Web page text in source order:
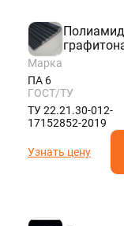
Марка
ПА 6
ГОСТ/ТУ
ТУ 22.21.30-012-
17152852-2019
Узнать цену